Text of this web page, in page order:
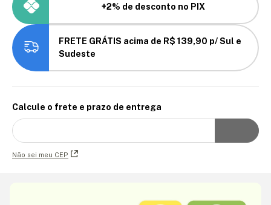
+2% de desconto no PIX
FRETE GRÁTIS acima de R$ 139,90 p/ Sul e
Sudeste
Calcule o frete e prazo de entrega
Não sei meu CEP